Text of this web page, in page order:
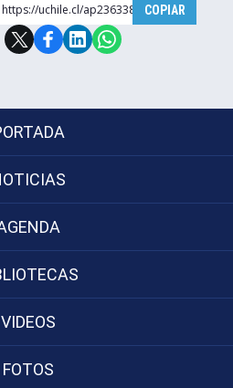
https://uchile.cl/ap236338 COPIAR
VIDEOS
FOTOS